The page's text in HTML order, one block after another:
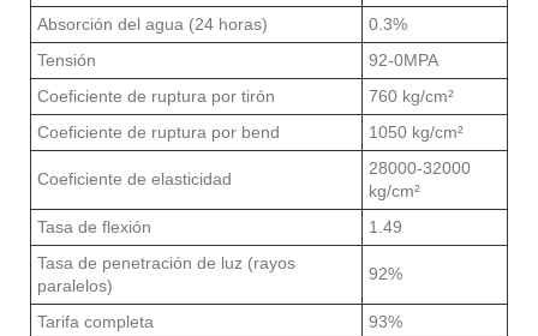
Absorción del agua (24 horas)
0.3%
Tensión
92-0MPA
Coeficiente de ruptura por tirón
760 kg/cm²
Coeficiente de ruptura por bend
1050 kg/cm²
Coeficiente de elasticidad
28000-32000
kg/cm²
Tasa de flexión
1.49
Tasa de penetración de luz (rayos
paralelos)
92%
Tarifa completa
93%